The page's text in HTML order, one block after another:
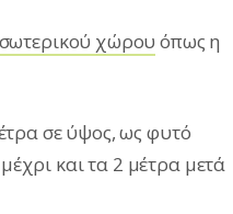
χώρου όπως η
σε ύψος, ως φυτό
και τα 2 μέτρα μετά